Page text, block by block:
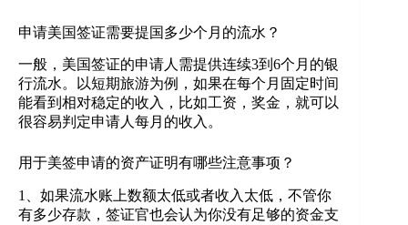
申请美国签证需要提国多少个月的流水？
一般，美国签证的申请人需提供连续3到6个月的银
行流水。以短期旅游为例，如果在每个月固定时间
能看到相对稳定的收入，比如工资，奖金，就可以
很容易判定申请人每月的收入。
用于美签申请的资产证明有哪些注意事项？
1、如果流水账上数额太低或者收入太低，不管你
有多少存款，签证官也会认为你没有足够的资金支